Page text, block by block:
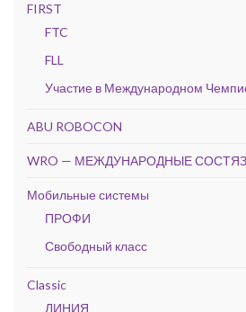
FIRST
FTC
FLL
Участие в Международном
ABU ROBOCON
WRO — МЕЖДУНАРОДНЫЕ
Мобильные системы
ПРОФИ
Свободный класс
Classic
ЛИНИЯ